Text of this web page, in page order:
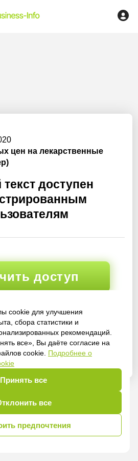
cookie для улучшения
сбора статистики и
рекомендаций.
все», Вы даёте согласие на
cookie. Подробнее о
Принять все
все
предпочтения
цен на лекарственные
доступен
доступ
Войти